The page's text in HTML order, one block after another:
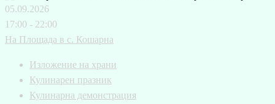
05.09.2026
17:00 - 22:00
На Площада в с. Кошарна
Изложение на храни
Кулинарен празник
Кулинарна демонстрация